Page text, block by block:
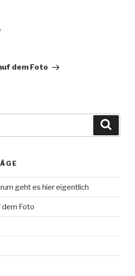
dem Foto
geht es hier eigentlich
dem Foto